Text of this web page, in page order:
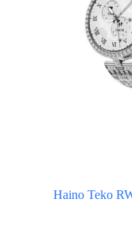
Haino Teko